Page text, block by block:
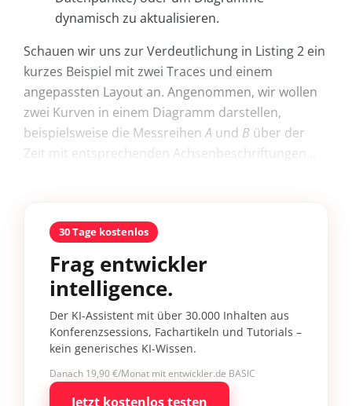
dynamisch zu aktualisieren.
Schauen wir uns zur Verdeutlichung in Listing 2 ein
kurzes Beispiel mit zwei Traces und einem
angepassten Layout an. Angenommen, wir wollen
zwei Kurven in einem Diagramm darstellen,
beispielsweise die MessreihenA und B über der
Zeit mit entsprechenden Achsenbeschriftungen...
30 Tage kostenlos
Frag entwickler
intelligence.
Der KI-Assistent mit über 30.000 Inhalten aus
Konferenzsessions, Fachartikeln und Tutorials –
kein generisches KI-Wissen.
Danach 19,90 €/Monat mit entwickler.de BASIC
Jetzt kostenlos testen